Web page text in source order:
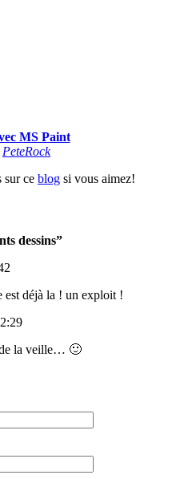
MS Paint
PeteRock
sur ce blog si vous aimez!
dessins”
est déjà la ! un exploit !
de la veille… 🙂